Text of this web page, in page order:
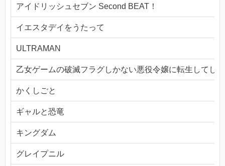
アイドリッシュセブン Second BEAT！
イエスタデイをうたって
ULTRAMAN
乙女ゲームの破滅フラグしかない悪役令嬢に転生してし
かくしごと
ギャルと恐竜
キングダム
グレイプニル